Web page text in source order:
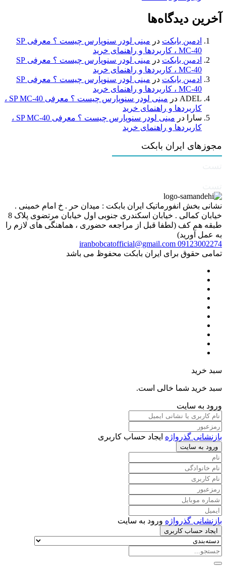
آخرین دیدگاه‌ها
ادمین بابکت در
مینی لودر سنوپارس چیست ؟ معرفی SP
MC-40 ، کاربردها و راهنمای خرید
ادمین بابکت در
مینی لودر سنوپارس چیست ؟ معرفی SP
MC-40 ، کاربردها و راهنمای خرید
ادمین بابکت در
مینی لودر سنوپارس چیست ؟ معرفی SP
MC-40 ، کاربردها و راهنمای خرید
ADEL در
مینی لودر سنوپارس چیست ؟ معرفی SP MC-40 ،
کاربردها و راهنمای خرید
سارا
در
مینی لودر سنوپارس چیست ؟ معرفی SP MC-40 ،
کاربردها و راهنمای خرید
مجوزهای ایران بابکت
نشانی بخش انفورماتیک ایران بابکت : میدان حر . خ امام خمینی .
خیابان کمالی . خیابان اسکندری جنوبی اول خیابان مرتضوی پلاک 8
طبقه هم کف (لطفا قبل از مراجعه حضوری ، هماهنگی های لازم را
به عمل آورید)
09123002274
iranbobcatofficial@gmail.com
تمامی حقوق برای ایران بابکت محفوظ می باشد
سبد خرید
سبد خرید شما خالی است.
ورود به سایت
بازنشانی گذرواژه ایجاد حساب کاربری
ورود به سایت
بازنشانی گذرواژه ورود به سایت
ایجاد حساب کاربری